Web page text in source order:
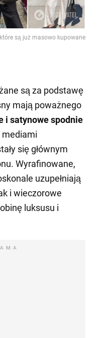
są już masowo kupowane
są za podstawę
mają poważnego
i satynowe spodnie
mediami
się głównym
Wyrafinowane,
uzupełniają
i wieczorowe
luksusu i